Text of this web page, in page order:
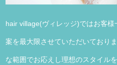
hair village(ヴィレッジ)ではお客
案を最大限させていただいており
な範囲でお応えし理想のスタイル